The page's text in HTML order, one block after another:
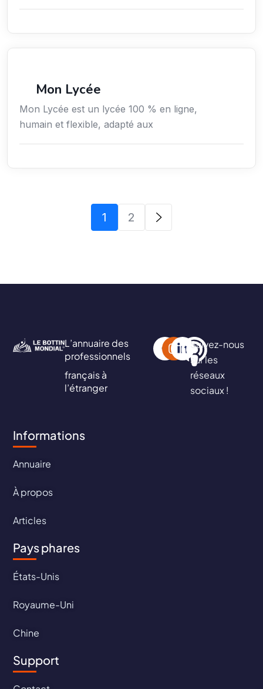
Mon Lycée
Mon Lycée est un lycée 100 % en ligne,
humain et flexible, adapté aux
1 2
L’annuaire des
professionnels
français à
l’étranger
Suivez-nous
sur les
réseaux
sociaux !
Informations
Annuaire
À propos
Articles
Pays phares
États-Unis
Royaume-Uni
Chine
Support